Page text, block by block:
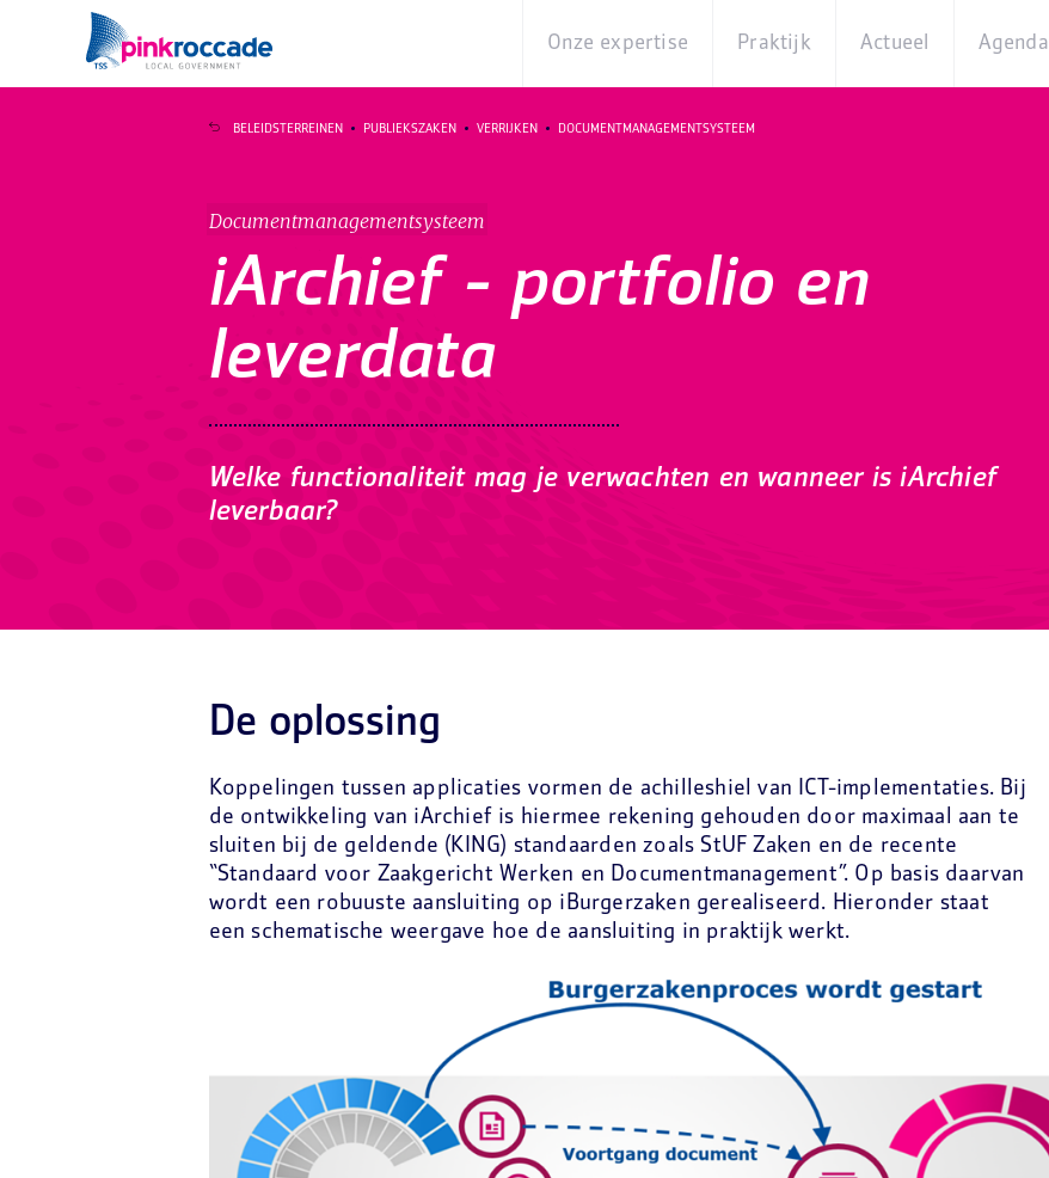
Onze expertise
Thema's
Praktijk
Practices
iBurgerzaken
Actueel Agenda
Documentmanagementsysteem
iArchief - portfolio en
leverdata
Welke functionaliteit mag je verwachten en wanneer is iArchief
leverbaar?
BELEIDSTERREINEN PUBLIEKSZAKEN VERRIJKEN DOCUMENTMANAGEMENTSYSTEEM
De oplossing
Koppelingen tussen applicaties vormen de achilleshiel van ICT-implementaties. Bij
de ontwikkeling van iArchief is hiermee rekening gehouden door maximaal aan te
sluiten bij de geldende (KING) standaarden zoals StUF Zaken en de recente
“Standaard voor Zaakgericht Werken en Documentmanagement”. Op basis daarvan
wordt een robuuste aansluiting op iBurgerzaken gerealiseerd. Hieronder staat
een schematische weergave hoe de aansluiting in praktijk werkt.